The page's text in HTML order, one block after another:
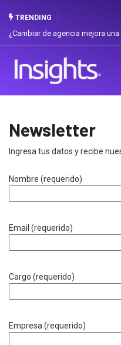
TRENDING
¿Cambiar de agencia mejora
Newsletter
Ingresa tus datos y recibe
Nombre (requerido)
Email (requerido)
Cargo (requerido)
Empresa (requerido)